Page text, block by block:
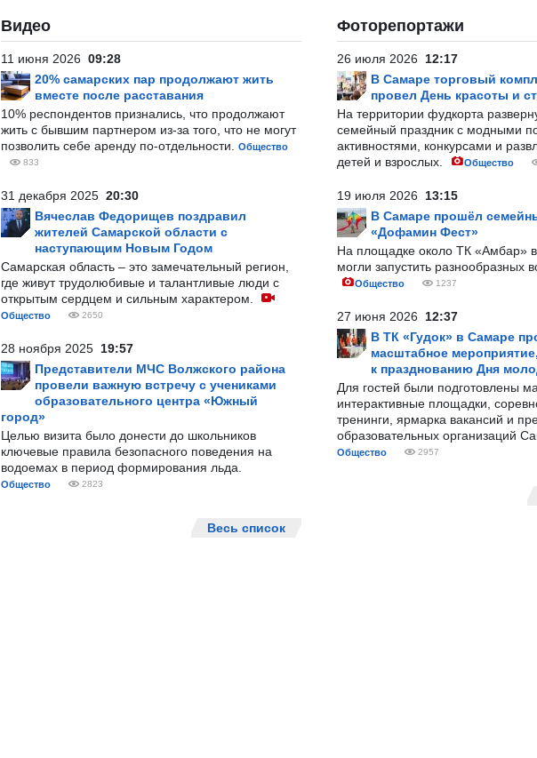
Видео
11 июня 2026 09:28
20% самарских пар продолжают жить
вместе после расставания
10% респондентов признались, что продолжают
жить с бывшим партнером из-за того, что не могут
позволить себе аренду по-отдельности.
Общество
833
31 декабря 2025 20:30
Вячеслав Федорищев поздравил
жителей Самарской области с
наступающим Новым Годом
Самарская область – это замечательный регион,
где живут трудолюбивые и талантливые люди с
открытым сердцем и сильным характером.
Общество 2650
28 ноября 2025 19:57
Представители МЧС Волжского района
провели важную встречу с учениками
образовательного центра «Южный
город»
Целью визита было донести до школьников
ключевые правила безопасного поведения на
водоемах в период формирования льда.
Общество 2823
Весь список
Фоторепортажи
26 июля 2026 12:17
В Самаре торговый
провел День красоты и
На территории фудкорта
семейный праздник с модными
активностями, конкурсами и
детей и взрослых.
Общество
19 июля 2026 13:15
В Самаре прошёл
«Дофамин Фест»
На площадке около ТК «Амбар»
могли запустить разнообразных
Общество 1237
27 июня 2026 12:37
В ТК «Гудок» в Самаре
масштабное
к празднованию Дня
Для гостей были подготовлены
интерактивные площадки,
тренинги, ярмарка вакансий и
образовательных организаций
Общество 2957